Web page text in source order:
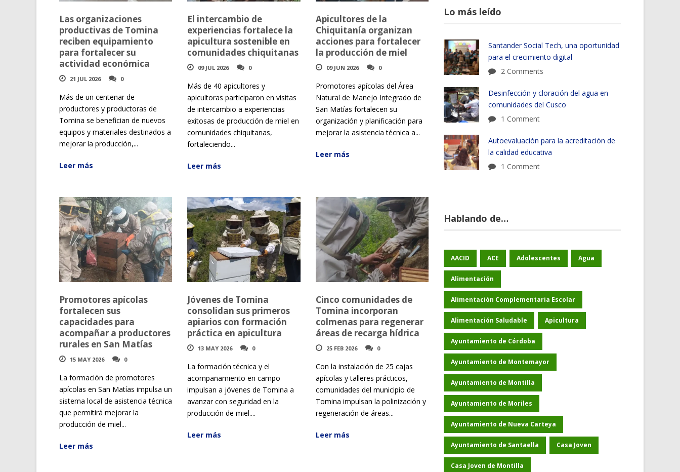
Las organizaciones
productivas de Tomina
reciben equipamiento
para fortalecer su
actividad económica
21 JUL 2026 0
Más de un centenar de
productores y productoras de
Tomina se benefician de nuevos
equipos y materiales destinados a
mejorar la producción,...
Leer más
El intercambio de
experiencias fortalece la
apicultura sostenible en
comunidades chiquitanas
09 JUL 2026 0
Más de 40 apicultores y
apicultoras participaron en visitas
de intercambio a experiencias
exitosas de producción de miel en
comunidades chiquitanas,
fortaleciendo...
Leer más
Apicultores de la
Chiquitanía organizan
acciones para fortalecer
la producción de miel
09 JUN 2026 0
Promotores apícolas del Área
Natural de Manejo Integrado de
San Matías fortalecen su
organización y planificación para
mejorar la asistencia técnica a...
Leer más
Promotores apícolas
fortalecen sus
capacidades para
acompañar a productores
rurales en San Matías
15 MAY 2026 0
La formación de promotores
apícolas en San Matías impulsa un
sistema local de asistencia técnica
que permitirá mejorar la
producción de miel...
Leer más
Jóvenes de Tomina
consolidan sus primeros
apiarios con formación
práctica en apicultura
13 MAY 2026 0
La formación técnica y el
acompañamiento en campo
impulsan a jóvenes de Tomina a
avanzar con seguridad en la
producción de miel....
Leer más
Cinco comunidades de
Tomina incorporan
colmenas para regenerar
áreas de recarga hídrica
25 FEB 2026 0
Con la instalación de 25 cajas
apícolas y talleres prácticos,
comunidades del municipio de
Tomina impulsan la polinización y
regeneración de áreas...
Leer más
Lo más leído
Santander Social Tech, una oportunidad
para el crecimiento digital
2 Comments
Desinfección y cloración del agua en
comunidades del Cusco
1 Comment
Autoevaluación para la acreditación de
la calidad educativa
1 Comment
Hablando de…
AACID ACE Adolescentes Agua
Alimentación
Alimentación Complementaria Escolar
Alimentación Saludable Apicultura
Ayuntamiento de Córdoba
Ayuntamiento de Montemayor
Ayuntamiento de Montilla
Ayuntamiento de Moriles
Ayuntamiento de Nueva Carteya
Ayuntamiento de Santaella Casa Joven
Casa Joven de Montilla